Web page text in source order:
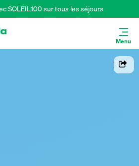
SOLEIL100 sur tous les séjours
Menu